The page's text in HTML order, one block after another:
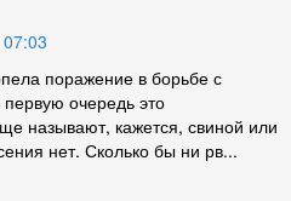
поражение в борьбе с
очередь это
называют, кажется, свиной или
нет. Сколько бы ни рв...